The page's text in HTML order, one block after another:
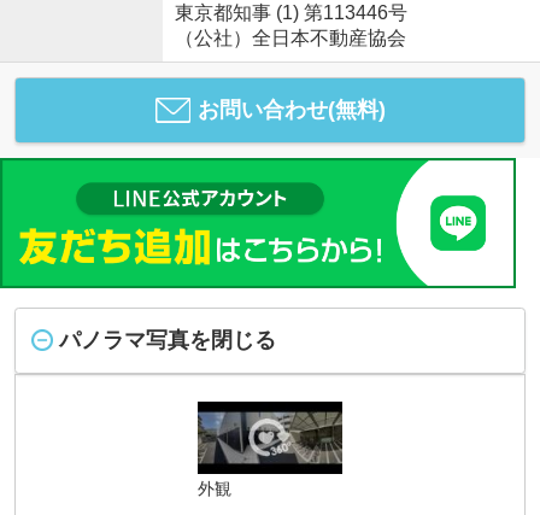
東京都知事 (1) 第113446号
（公社）全日本不動産協会
お問い合わせ(無料)
パノラマ写真を閉じる
外観